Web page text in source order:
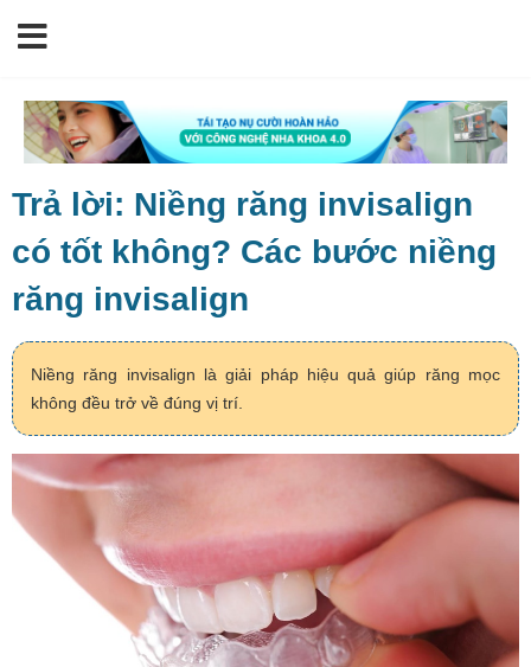
Trả lời: Niềng răng invisalign
có tốt không? Các bước niềng
răng invisalign
Niềng răng invisalign là giải pháp hiệu quả giúp răng mọc
không đều trở về đúng vị trí.